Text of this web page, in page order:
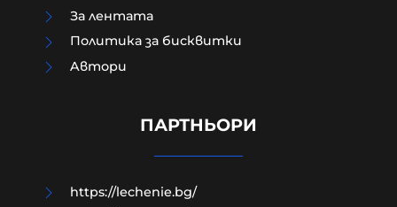
Руснаците удариха
предприятието „Файър Пойнт“ в
ракетите „Фламинго“
За лентата
Политика за бисквитки
Aвтори
ПАРТНЬОРИ
https://lechenie.bg/